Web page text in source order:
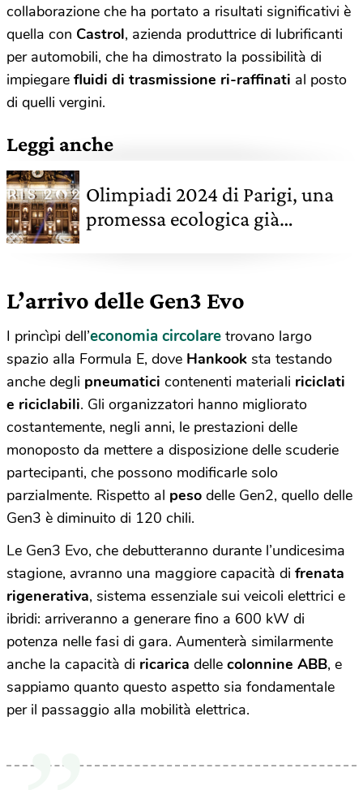
collaborazione che ha portato a risultati significativi è
quella con Castrol, azienda produttrice di lubrificanti
per automobili, che ha dimostrato la possibilità di
impiegare fluidi di trasmissione ri-raffinati al posto
di quelli vergini.
Leggi anche
Olimpiadi 2024 di Parigi, una
promessa ecologica già
L’arrivo delle Gen3 Evo
I princìpi dell’economia circolare trovano largo
spazio alla Formula E, dove Hankook sta testando
anche degli pneumatici contenenti materiali riciclati
e riciclabili. Gli organizzatori hanno migliorato
costantemente, negli anni, le prestazioni delle
monoposto da mettere a disposizione delle scuderie
partecipanti, che possono modificarle solo
parzialmente. Rispetto al peso delle Gen2, quello delle
Gen3 è diminuito di 120 chili.
Le Gen3 Evo, che debutteranno durante l’undicesima
stagione, avranno una maggiore capacità di frenata
rigenerativa, sistema essenziale sui veicoli elettrici e
ibridi: arriveranno a generare fino a 600 kW di
potenza nelle fasi di gara. Aumenterà similarmente
anche la capacità di ricarica delle colonnine ABB, e
sappiamo quanto questo aspetto sia fondamentale
per il passaggio alla mobilità elettrica.